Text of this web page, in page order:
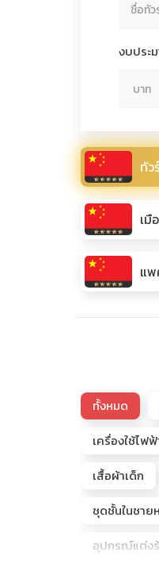
งบประ
ทัว
เมื
แพ
ทั้งหมด
เครื่องใช้ไฟฟ้
เสื้อผ้าเด็ก
ชุดชั้นในชาย
อุปกรณ์แต่ง